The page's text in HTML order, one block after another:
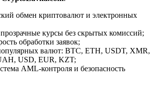
обмен криптовалют и электронных
курсы без скрытых комиссий;
обработки заявок;
валют: BTC, ETH, USDT, XMR,
USD, EUR, KZT;
AML-контроля и безопасность